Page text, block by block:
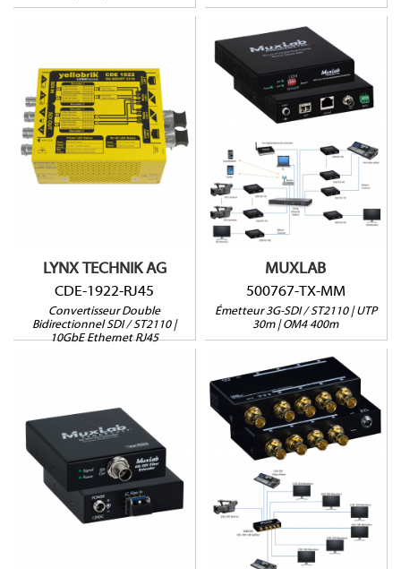
LYNX TECHNIK AG
CDE-1922-RJ45
Convertisseur Double
Bidirectionnel SDI / ST2110 |
10GbE Ethernet RJ45
CDE-1922-RJ45
Jusqu'à 4 flux
3G/1,5G/SD-SDI
MUXLAB
500767-TX-MM
Émetteur 3G-SDI / ST2110 | UTP
30m | OM4 400m
500767-TX-MM
ST-2110
4K@60Hz jusqu'à 400m
via OM4
4K@60Hz jusqu'à 30m via
Cat5e/6
Interface web et RS232
500712
Signaux 6G/3G/HD-SDI
Jusuq'à 20km via Fibre
500728
12G-SDI jusqu'à 70m
4K@60Hz
1x BNC / 8x BNC